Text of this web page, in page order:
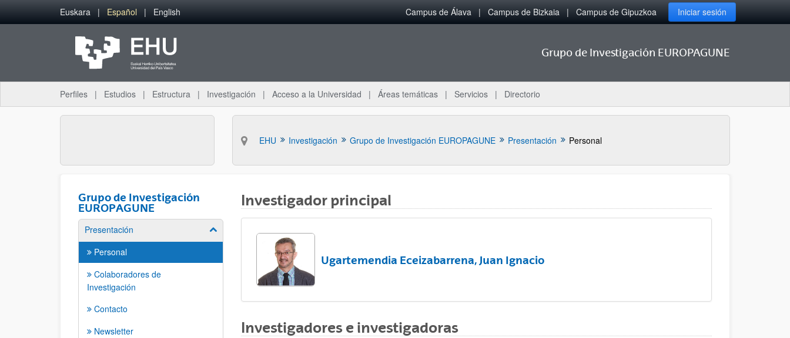
Saltar al contenido principal
Euskara Español English Campus de Álava Campus de Bizkaia Campus de Gipuzkoa Iniciar sesión
Grupo de Investigación EUROPAGUNE
Perfiles Estudios Estructura Investigación Acceso a la Universidad Áreas temáticas Servicios Directorio
EHU Investigación Grupo de Investigación EUROPAGUNE Presentación Personal
Grupo de Investigación
EUROPAGUNE
Presentación Mostrar/ocultar subpáginas
Personal
Colaboradores de
Investigación
Contacto
Newsletter
Investigador principal
Ugartemendia Eceizabarrena, Juan Ignacio
Investigadores e investigadoras